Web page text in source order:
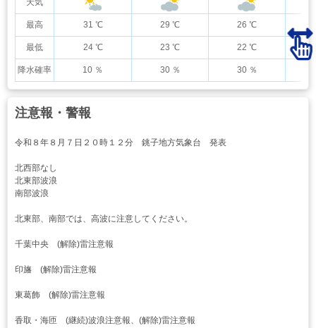
天気
最高
最低
降水確率
31 ℃ 29 ℃ 26 ℃
24 ℃ 23 ℃ 22 ℃
10 ％ 30 ％ 30 ％
注意報・警報
令和８年８月７日２０時１２分 銚子地方気象台 発表
北西部なし
北東部波浪
南部波浪
北東部、南部では、高波に注意してください。
千葉中央 (解除)雷注意報
印旛 (解除)雷注意報
東葛飾 (解除)雷注意報
香取・海匝 (継続)波浪注意報、(解除)雷注意報